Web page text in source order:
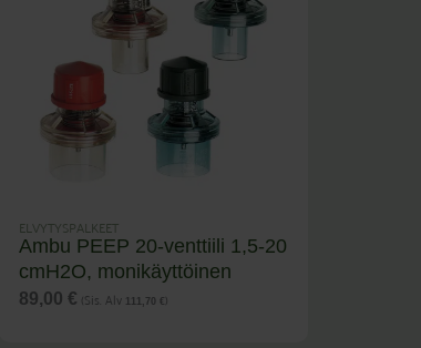
ELVYTYSPALKEET
Ambu PEEP 20-venttiili 1,5-20
cmH2O, monikäyttöinen
89,00 € (Sis. Alv 111,70 € )